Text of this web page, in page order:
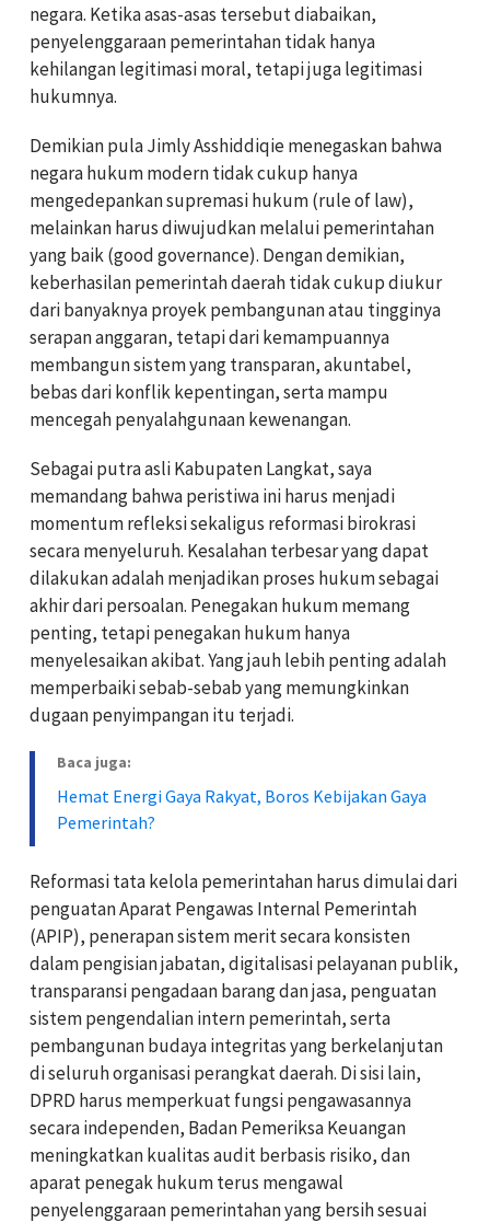
negara. Ketika asas-asas tersebut diabaikan,
penyelenggaraan pemerintahan tidak hanya
kehilangan legitimasi moral, tetapi juga legitimasi
hukumnya.
Demikian pula Jimly Asshiddiqie menegaskan bahwa
negara hukum modern tidak cukup hanya
mengedepankan supremasi hukum (rule of law),
melainkan harus diwujudkan melalui pemerintahan
yang baik (good governance). Dengan demikian,
keberhasilan pemerintah daerah tidak cukup diukur
dari banyaknya proyek pembangunan atau tingginya
serapan anggaran, tetapi dari kemampuannya
membangun sistem yang transparan, akuntabel,
bebas dari konflik kepentingan, serta mampu
mencegah penyalahgunaan kewenangan.
Sebagai putra asli Kabupaten Langkat, saya
memandang bahwa peristiwa ini harus menjadi
momentum refleksi sekaligus reformasi birokrasi
secara menyeluruh. Kesalahan terbesar yang dapat
dilakukan adalah menjadikan proses hukum sebagai
akhir dari persoalan. Penegakan hukum memang
penting, tetapi penegakan hukum hanya
menyelesaikan akibat. Yang jauh lebih penting adalah
memperbaiki sebab-sebab yang memungkinkan
dugaan penyimpangan itu terjadi.
Baca juga:
Hemat Energi Gaya Rakyat, Boros Kebijakan Gaya
Pemerintah?
Reformasi tata kelola pemerintahan harus dimulai dari
penguatan Aparat Pengawas Internal Pemerintah
(APIP), penerapan sistem merit secara konsisten
dalam pengisian jabatan, digitalisasi pelayanan publik,
transparansi pengadaan barang dan jasa, penguatan
sistem pengendalian intern pemerintah, serta
pembangunan budaya integritas yang berkelanjutan
di seluruh organisasi perangkat daerah. Di sisi lain,
DPRD harus memperkuat fungsi pengawasannya
secara independen, Badan Pemeriksa Keuangan
meningkatkan kualitas audit berbasis risiko, dan
aparat penegak hukum terus mengawal
penyelenggaraan pemerintahan yang bersih sesuai